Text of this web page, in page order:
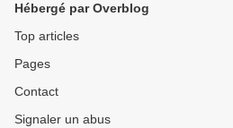
Hébergé par Overblog
Top articles
Pages
Contact
Signaler un abus